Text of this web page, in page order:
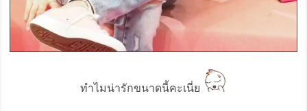
ทำไมน่ารักขนาดนี้คะเนี่ย